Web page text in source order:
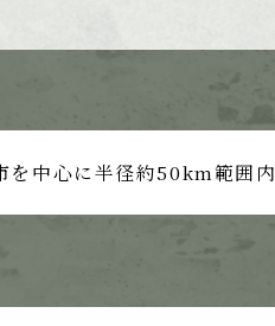
を中心に半径約50km範囲内